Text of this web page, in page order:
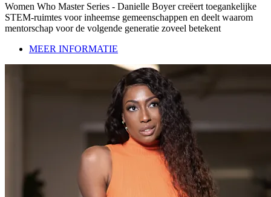
Women Who Master Series - Danielle Boyer creëert toegankelijke
STEM-ruimtes voor inheemse gemeenschappen en deelt waarom
mentorschap voor de volgende generatie zoveel betekent
MEER INFORMATIE